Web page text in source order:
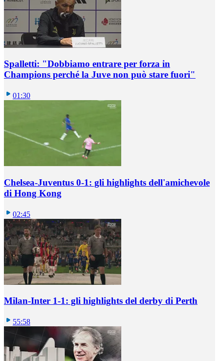
Spalletti: "Dobbiamo entrare per forza in
Champions perché la Juve non può stare fuori"
01:30
Chelsea-Juventus 0-1: gli highlights dell'amichevole
di Hong Kong
02:45
Milan-Inter 1-1: gli highlights del derby di Perth
55:58